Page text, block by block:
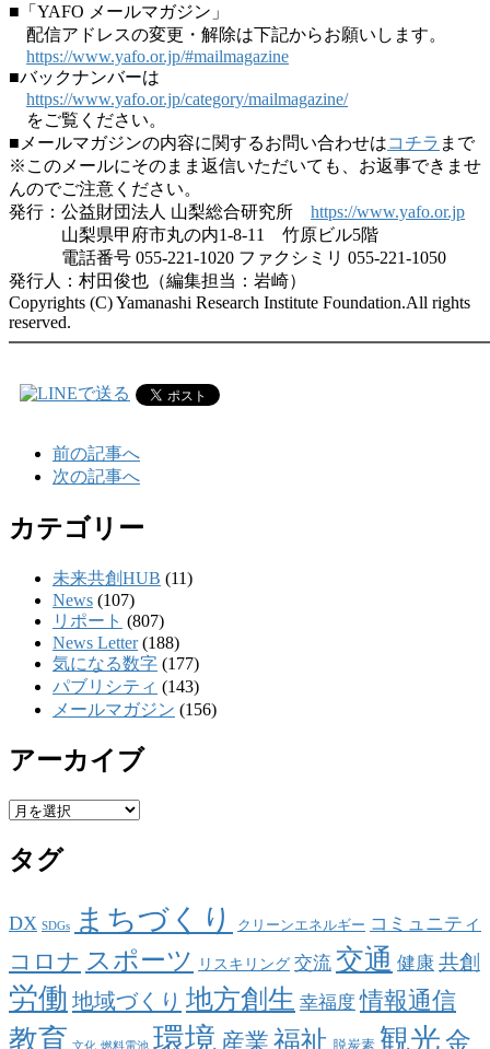
■「YAFO メールマガジン」
配信アドレスの変更・解除は下記からお願いします。
https://www.yafo.or.jp/#mailmagazine
■バックナンバーは
https://www.yafo.or.jp/category/mailmagazine/
をご覧ください。
■メールマガジンの内容に関するお問い合わせはコチラ まで
※このメールにそのまま返信いただいても、お返事できませ
んのでご注意ください。
発行：公益財団法人 山梨総合研究所 https://www.yafo.or.jp
山梨県甲府市丸の内1-8-11 竹原ビル5階
電話番号 055-221-1020 ファクシミリ 055-221-1050
発行人：村田俊也（編集担当：岩崎）
Copyrights (C) Yamanashi Research Institute Foundation.All rights
reserved.
前の記事へ
次の記事へ
カテゴリー
未来共創HUB (11)
News (107)
リポート (807)
News Letter(188)
気になる数字 (177)
パブリシティ (143)
メールマガジン (156)
アーカイブ
ア
カ
イ
タグ
DX SDGs まちづくり クリーンエネルギー コミュニティ
コロナ スポーツ リスキリング 交流 交通 健康 共創
労働 地域づくり 地方創生 幸福度 情報通信
教育 文化 燃料電池 環境 産業 福祉 脱炭素 観光金